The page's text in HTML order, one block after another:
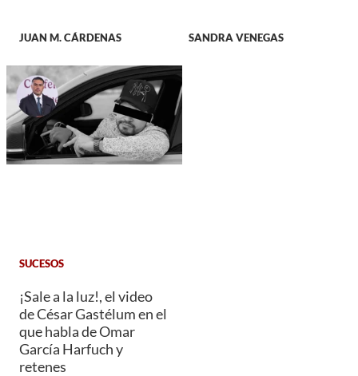
JUAN M. CÁRDENAS SANDRA VENEGAS
SUCESOS
¡Sale a la luz!, el video
de César Gastélum en el
que habla de Omar
García Harfuch y
retenes